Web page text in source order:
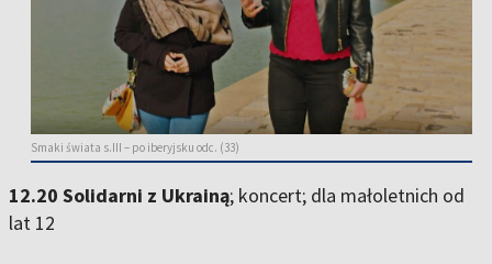
Smaki świata s.III – po iberyjsku odc. (33)
12.20 Solidarni z Ukrainą; koncert; dla małoletnich od
lat 12